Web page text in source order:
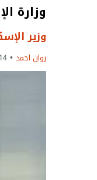
وزارة
وزير
روان احمد 14